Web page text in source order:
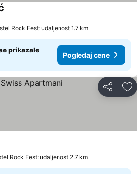
Rock Fest: udaljenost 1.7 km
prikazale
Pogledaj cene
Deli
Rock Fest: udaljenost 2.7 km